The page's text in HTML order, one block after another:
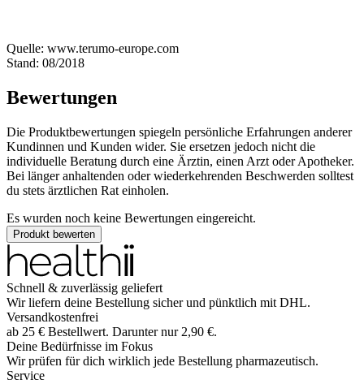
Quelle: www.terumo-europe.com
Stand: 08/2018
Bewertungen
Die Produktbewertungen spiegeln persönliche Erfahrungen anderer
Kundinnen und Kunden wider. Sie ersetzen jedoch nicht die
individuelle Beratung durch eine Ärztin, einen Arzt oder Apotheker.
Bei länger anhaltenden oder wiederkehrenden Beschwerden solltest
du stets ärztlichen Rat einholen.
Es wurden noch keine Bewertungen eingereicht.
Produkt bewerten
Schnell & zuverlässig geliefert
Wir liefern deine Bestellung sicher und pünktlich mit DHL.
Versandkostenfrei
ab 25 € Bestellwert. Darunter nur 2,90 €.
Deine Bedürfnisse im Fokus
Wir prüfen für dich wirklich jede Bestellung pharmazeutisch.
Service